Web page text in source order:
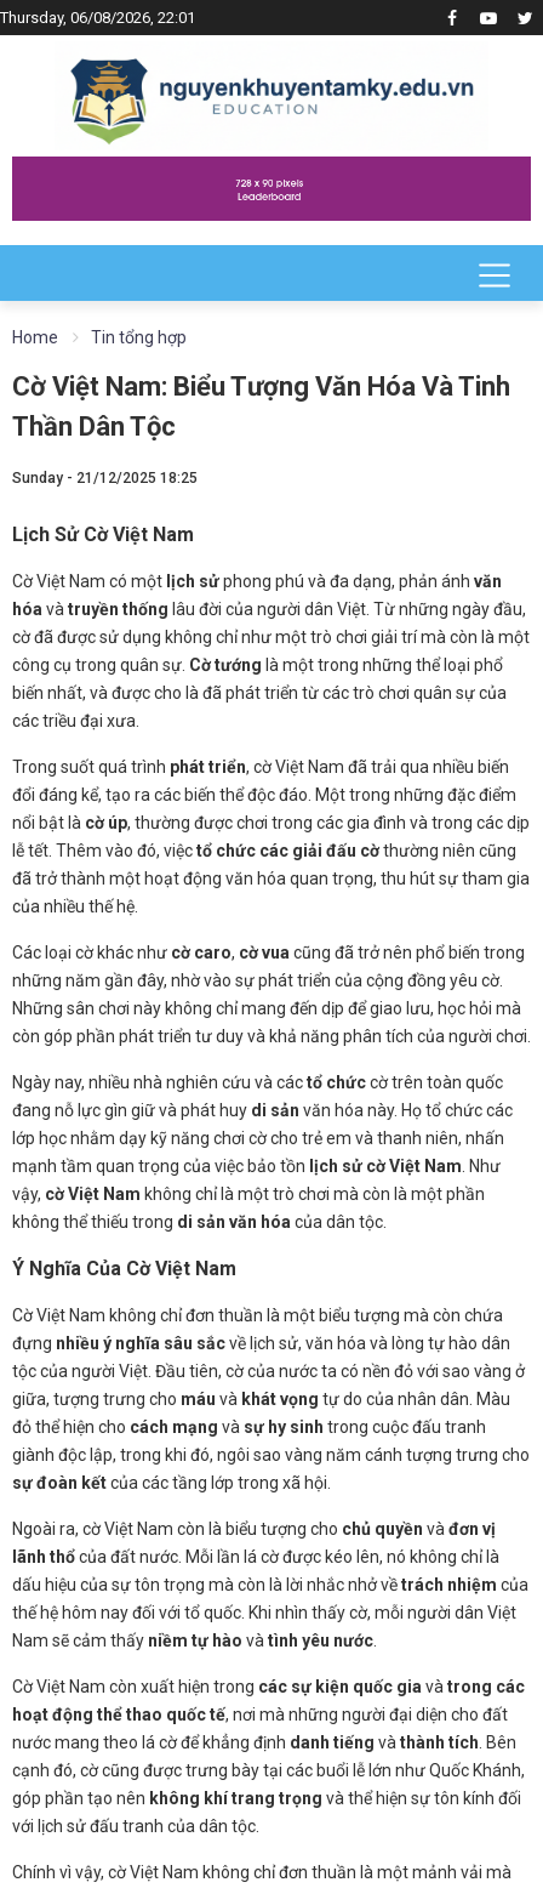
Thursday, 06/08/2026, 22:01
Home Tin tổng hợp
Cờ Việt Nam: Biểu Tượng Văn Hóa Và Tinh
Thần Dân Tộc
Sunday - 21/12/2025 18:25
Lịch Sử Cờ Việt Nam
Cờ Việt Nam có một lịch sửphong phú và đa dạng, phản ánh văn
hóa và truyền thống lâu đời của người dân Việt. Từ những ngày đầu,
cờ đã được sử dụng không chỉ như một trò chơi giải trí mà còn là một
công cụ trong quân sự. Cờ tướng là một trong những thể loại phổ
biến nhất, và được cho là đã phát triển từ các trò chơi quân sự của
các triều đại xưa.
Trong suốt quá trình phát triển, cờ Việt Nam đã trải qua nhiều biến
đổi đáng kể, tạo ra các biến thể độc đáo. Một trong những đặc điểm
nổi bật là cờ úp, thường được chơi trong các gia đình và trong các dịp
lễ tết. Thêm vào đó, việctổ chức các giải đấu cờthường niên cũng
đã trở thành một hoạt động văn hóa quan trọng, thu hút sự tham gia
của nhiều thế hệ.
Các loại cờ khác như cờ caro, cờ vua cũng đã trở nên phổ biến trong
những năm gần đây, nhờ vào sự phát triển của cộng đồng yêu cờ.
Những sân chơi này không chỉ mang đến dịp để giao lưu, học hỏi mà
còn góp phần phát triển tư duy và khả năng phân tích của người chơi.
Ngày nay, nhiều nhà nghiên cứu và cáctổ chứccờ trên toàn quốc
đang nỗ lực gìn giữ và phát huy di sản văn hóa này. Họ tổ chức các
lớp học nhằm dạy kỹ năng chơi cờ cho trẻ em và thanh niên, nhấn
mạnh tầm quan trọng của việc bảo tồn lịch sử cờ Việt Nam . Như
vậy, cờ Việt Nam không chỉ là một trò chơi mà còn là một phần
không thể thiếu trong di sản văn hóa của dân tộc.
Ý Nghĩa Của Cờ Việt Nam
Cờ Việt Nam không chỉ đơn thuần là một biểu tượng mà còn chứa
đựng nhiều ý nghĩa sâu sắcvề lịch sử, văn hóa và lòng tự hào dân
tộc của người Việt. Đầu tiên, cờ của nước ta có nền đỏ với sao vàng ở
giữa, tượng trưng cho máu và khát vọng tự do của nhân dân. Màu
đỏ thể hiện cho cách mạng và sự hy sinh trong cuộc đấu tranh
giành độc lập, trong khi đó, ngôi sao vàng năm cánh tượng trưng cho
sự đoàn kếtcủa các tầng lớp trong xã hội.
Ngoài ra, cờ Việt Nam còn là biểu tượng cho chủ quyền và đơn vị
lãnh thổcủa đất nước. Mỗi lần lá cờ được kéo lên, nó không chỉ là
dấu hiệu của sự tôn trọng mà còn là lời nhắc nhở vềtrách nhiệm của
thế hệ hôm nay đối với tổ quốc. Khi nhìn thấy cờ, mỗi người dân Việt
Nam sẽ cảm thấy niềm tự hào và tình yêu nước
Cờ Việt Nam còn xuất hiện trong các sự kiện quốc gia và trong các
hoạt động thể thao quốc tế, nơi mà những người đại diện cho đất
nước mang theo lá cờ để khẳng định danh tiếng và thành tích . Bên
cạnh đó, cờ cũng được trưng bày tại các buổi lễ lớn như Quốc Khánh,
góp phần tạo nên không khí trang trọng và thể hiện sự tôn kính đối
với lịch sử đấu tranh của dân tộc.
Chính vì vậy, cờ Việt Nam không chỉ đơn thuần là một mảnh vải mà